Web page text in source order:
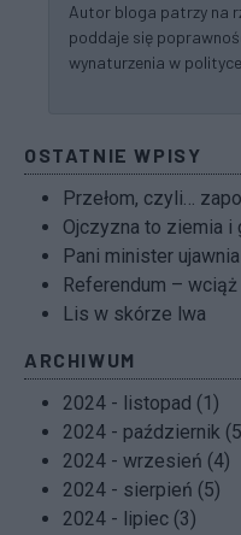
Autor bloga patrzy na
poddaje się
wynaturzenia w
OSTATNIE WPISY
Przełom, czyli…
Ojczyzna to ziemia i
Pani minister
Referendum –
Lis w skórze lwa
ARCHIWUM
2024 - listopad (1)
2024 - październik
2024 - wrzesień (4)
2024 - sierpień (5)
2024 - lipiec (3)